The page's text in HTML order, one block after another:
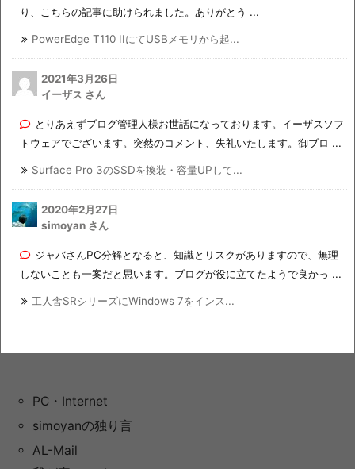
り、こちらの記事に助けられました。ありがとう ...
PowerEdge T110 IIにてUSBメモリから起...
2021年3月26日
イーザス さん
とりあえずブログ管理人様お世話になっております。イーザスソフ
トウェアでございます。突然のコメント、失礼いたします。御ブロ ...
Surface Pro 3のSSDを換装・容量UPして...
2020年2月27日
simoyan さん
ジャバさんPC分解となると、知識とリスクがありますので、無理
しないことも一案だと思います。ブログが役に立てたようで良かっ ...
工人舎SRシリーズにWindows 7をインス...
PC・Internet
simoyanの独り言
AL-Mail